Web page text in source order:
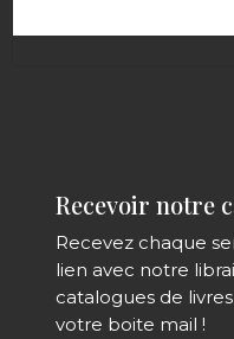
Recevoir notre
Recevez chaque
lien avec notre
catalogues de
votre boite mail !